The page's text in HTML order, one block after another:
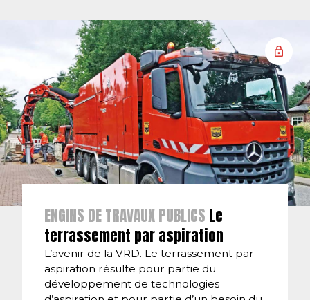
ENGINS DE TRAVAUX PUBLICS Le
terrassement par aspiration
L’avenir de la VRD. Le terrassement par
aspiration résulte pour partie du
développement de technologies